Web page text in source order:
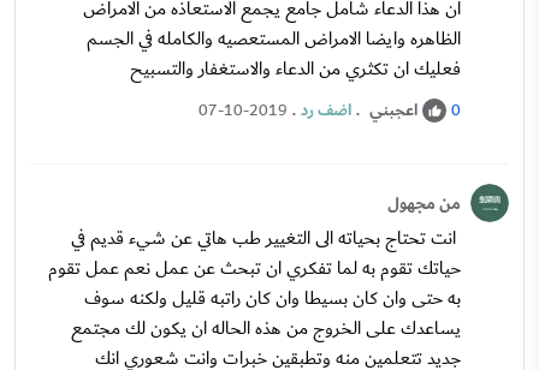
ان هذا الدعاء شامل جامع يجمع الاستعاذه من الامراض
الظاهره وايضا الامراض المستعصيه والكامله في الجسم
فعليك ان تكثري من الدعاء والاستغفار والتسبيح
0 اعجبني .اضف رد.
07-10-2019
من مجهول
انت تحتاج بحياته الى التغيير طب هاتي عن شيء قديم في
حياتك تقوم به لما تفكري ان تبحث عن عمل نعم عمل تقوم
به حتى وان كان بسيطا وان كان راتبه قليل ولكنه سوف
يساعدك على الخروج من هذه الحاله ان يكون لك مجتمع
جديد تتعلمين منه وتطبقين خبرات وانت شعوري انك